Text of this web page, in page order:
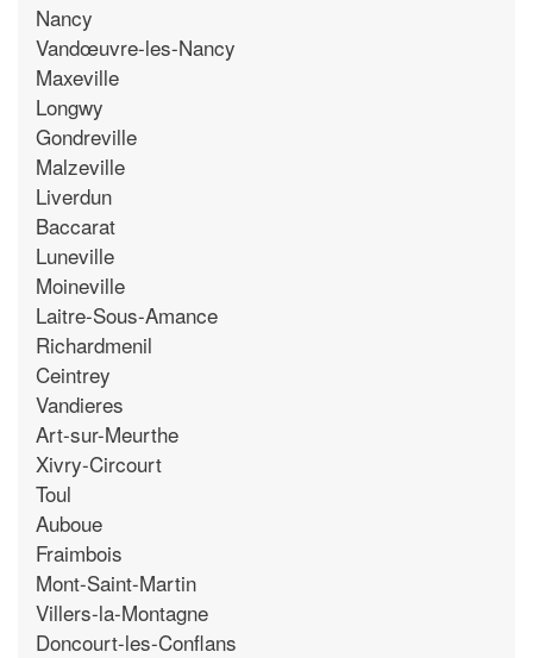
Nancy
Vandœuvre-les-Nancy
Maxeville
Longwy
Gondreville
Malzeville
Liverdun
Baccarat
Luneville
Moineville
Laitre-Sous-Amance
Richardmenil
Ceintrey
Vandieres
Art-sur-Meurthe
Xivry-Circourt
Toul
Auboue
Fraimbois
Mont-Saint-Martin
Villers-la-Montagne
Doncourt-les-Conflans